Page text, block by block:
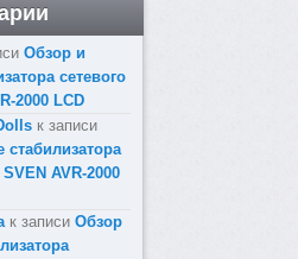
Обзор и
сетевого
2000 LCD
к записи
стабилизатора
AVR-2000
к записи Обзор